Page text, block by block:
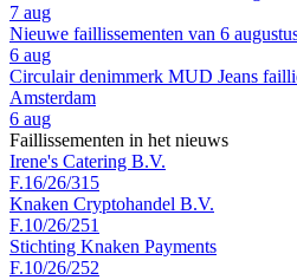
7 aug
Nieuwe faillissementen van 6
6 aug
Circulair denimmerk MUD Jeans
Amsterdam
6 aug
Faillissementen in het nieuws
Irene's Catering B.V.
F.16/26/315
Knaken Cryptohandel B.V.
F.10/26/251
Stichting Knaken Payments
F.10/26/252